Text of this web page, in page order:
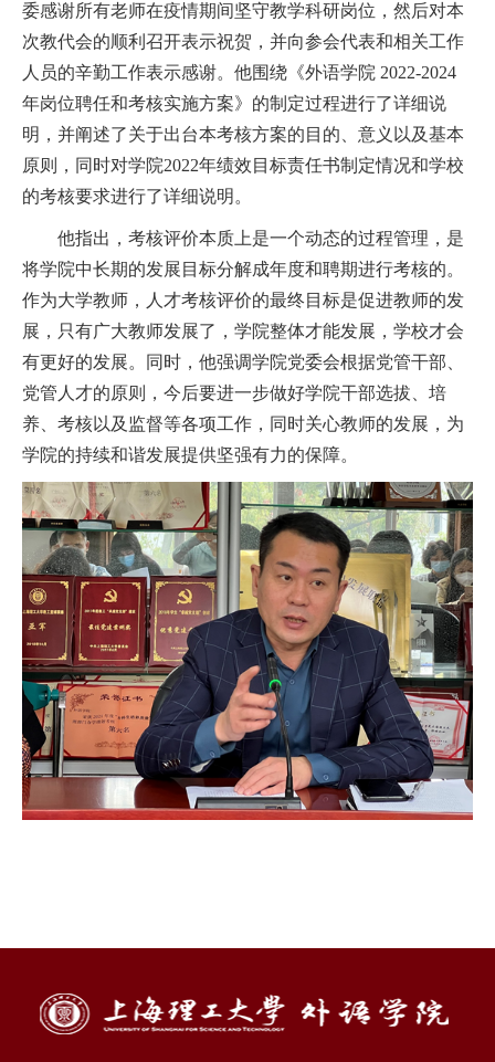
委感谢所有老师在疫情期间坚守教学科研岗位，然后对本
次教代会的顺利召开表示祝贺，并向参会代表和相关工作
人员的辛勤工作表示感谢。他围绕《外语学院 2022-2024
年岗位聘任和考核实施方案》的制定过程进行了详细说
明，并阐述了关于出台本考核方案的目的、意义以及基本
原则，同时对学院2022年绩效目标责任书制定情况和学校
的考核要求进行了详细说明。
他指出，考核评价本质上是一个动态的过程管理，是
将学院中长期的发展目标分解成年度和聘期进行考核的。
作为大学教师，人才考核评价的最终目标是促进教师的发
展，只有广大教师发展了，学院整体才能发展，学校才会
有更好的发展。同时，他强调学院党委会根据党管干部、
党管人才的原则，今后要进一步做好学院干部选拔、培
养、考核以及监督等各项工作，同时关心教师的发展，为
学院的持续和谐发展提供坚强有力的保障。